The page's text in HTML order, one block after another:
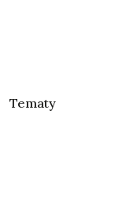
Tematy